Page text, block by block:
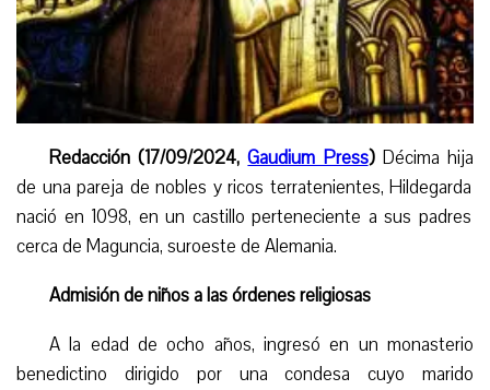
Redacción (17/09/2024,Gaudium Press)Décima hija
de una pareja de nobles y ricos terratenientes, Hildegarda
nació en 1098, en un castillo perteneciente a sus padres
cerca de Maguncia, suroeste de Alemania.
Admisión de niños a las órdenes religiosas
A la edad de ocho años, ingresó en un monasterio
benedictino dirigido por una condesa cuyo marido